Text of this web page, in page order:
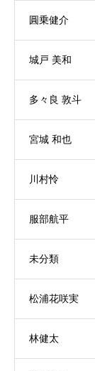
圓乗健介
城戸 美和
多々良 敦斗
宮城 和也
川村怜
服部航平
未分類
松浦花咲実
林健太